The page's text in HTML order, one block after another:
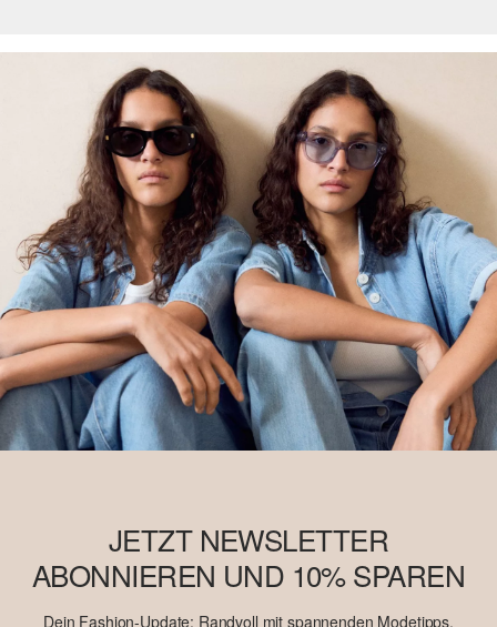
JETZT NEWSLETTER
ABONNIEREN UND 10% SPAREN
Dein Fashion-Update: Randvoll mit spannenden Modetipps,